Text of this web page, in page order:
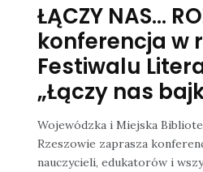
ŁĄCZY NAS…
konferencja w
Festiwalu
„Łączy nas
Wojewódzka i Miejska
Rzeszowie zaprasza
nauczycieli, edukatorów i